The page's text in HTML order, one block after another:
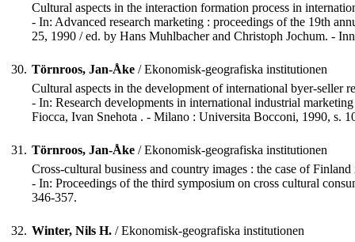
Cultural aspects in the interaction formation process in
- In: Advanced research marketing : proceedings of the 19th
25, 1990 / ed. by Hans Muhlbacher and Christoph Jochum. -
30. Törnroos, Jan-Åke / Ekonomisk-geografiska institutionen
Cultural aspects in the development of international byer-seller
- In: Research developments in international industrial
Fiocca, Ivan Snehota . - Milano : Universita Bocconi, 1990, s.
31. Törnroos, Jan-Åke / Ekonomisk-geografiska institutionen
Cross-cultural business and country images : the case of
- In: Proceedings of the third symposium on cross cultural
346-357.
32. Winter, Nils H. / Ekonomisk-geografiska institutionen